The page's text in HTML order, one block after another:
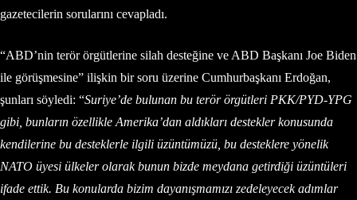
gazetecilerin sorularını cevapladı.
“ABD’nin terör örgütlerine silah desteğine ve ABD Başkanı Joe Biden
ile görüşmesine” ilişkin bir soru üzerine Cumhurbaşkanı Erdoğan,
şunları söyledi: “Suriye’de bulunan bu terör örgütleri PKK/PYD-YPG
gibi, bunların özellikle Amerika’dan aldıkları destekler konusunda
kendilerine bu desteklerle ilgili üzüntümüzü, bu desteklere yönelik
NATO üyesi ülkeler olarak bunun bizde meydana getirdiği üzüntüleri
ifade ettik. Bu konularda bizim dayanışmamızı zedeleyecek adımlar